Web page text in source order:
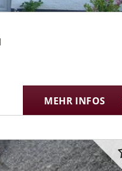
MEHR INFOS